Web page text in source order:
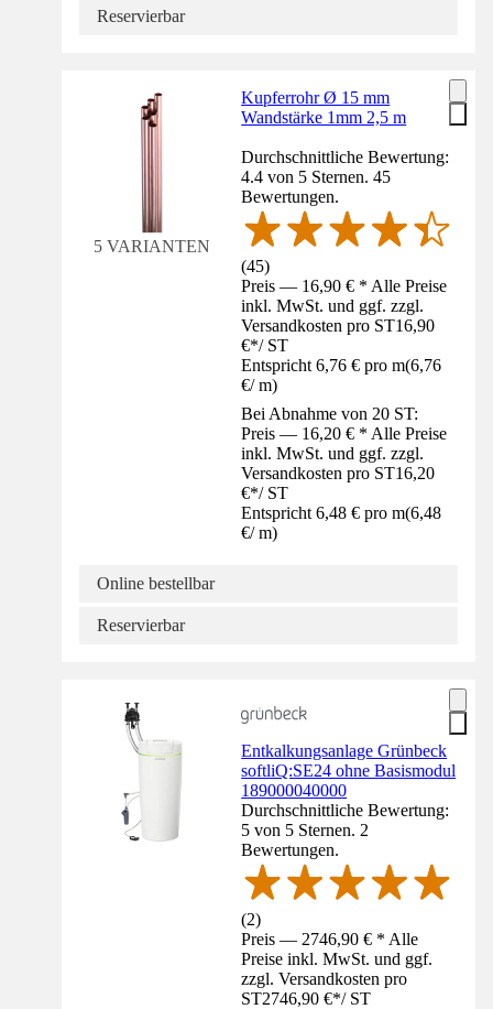
Reservierbar
5 VARIANTEN
Kupferrohr Ø 15 mm
Wandstärke 1mm 2,5 m
Durchschnittliche Bewertung:
4.4 von 5 Sternen. 45
Bewertungen.
(45)
Preis — 16,90 € * Alle Preise
inkl. MwSt. und ggf. zzgl.
Versandkosten pro ST16,90
€*/ ST
Entspricht 6,76 € pro m(6,76
€/ m)
Bei Abnahme von 20 ST:
Preis — 16,20 € * Alle Preise
inkl. MwSt. und ggf. zzgl.
Versandkosten pro ST16,20
€*/ ST
Entspricht 6,48 € pro m(6,48
€/ m)
Online bestellbar
Reservierbar
Entkalkungsanlage Grünbeck
softliQ:SE24 ohne Basismodul
189000040000
Durchschnittliche Bewertung:
5 von 5 Sternen. 2
Bewertungen.
(2)
Preis — 2746,90 € * Alle
Preise inkl. MwSt. und ggf.
zzgl. Versandkosten pro
ST2746,90 €*/ ST